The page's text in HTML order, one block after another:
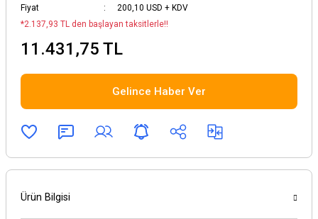
Fiyat
200,10 USD + KDV
*2.137,93 TL den başlayan taksitlerle!!
11.431,75 TL
Gelince Haber Ver
Ürün Bilgisi